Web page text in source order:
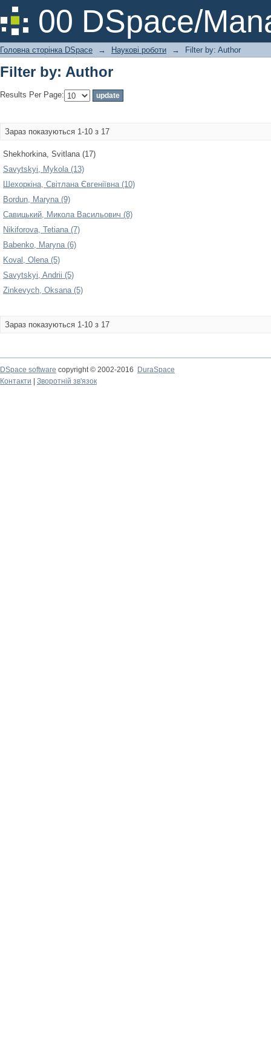
00 DSpace/
Filter by: Author
Головна сторінка DSpace → Наукові роботи → Filter by: Author
Filter by: Author
Results Per Page:
Зараз показуються 1-10 з 17
Shekhorkina, Svitlana (17)
Savytskyi, Mykola (13)
Шехоркіна, Світлана Євгеніївна (10)
Bordun, Maryna (9)
Савицький, Микола Васильович (8)
Nikiforova, Tetiana (7)
Babenko, Maryna (6)
Koval, Olena (5)
Savytskyi, Andrii (5)
Zinkevych, Oksana (5)
Зараз показуються 1-10 з 17
DSpace software copyright © 2002-2016
DuraSpace
Контакти
Зворотній зв'язок